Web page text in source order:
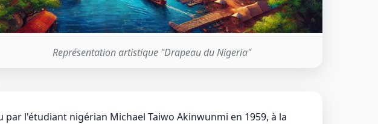
Représentation artistique "Drapeau du Nigeria"
l'étudiant nigérian Michael Taiwo Akinwunmi en 1959, à la